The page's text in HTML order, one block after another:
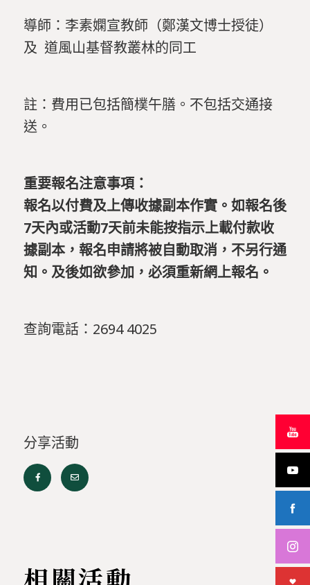
導師：李素嫻宣教師（鄭漢文博士授徒）
及 道風山基督教叢林的同工
註：費用已包括簡樸午膳。不包括交通接
送。
重要報名注意事項：
報名以付費及上傳收據副本作實。如報名後
7天內或活動7天前未能按指示上載付款收
據副本，報名申請將被自動取消，不另行通
知。及後如欲參加，必須重新網上報名。
查詢電話：2694 4025
分享活動